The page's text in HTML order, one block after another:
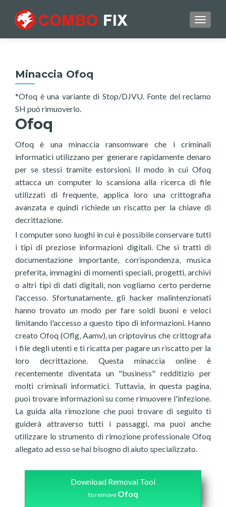
Minaccia Ofoq
*Ofoq è una variante di Stop/DJVU. Fonte del reclamo
SH può rimuoverlo.
Ofoq
Ofoq è una minaccia ransomware che i criminali
informatici utilizzano per generare rapidamente denaro
per se stessi tramite estorsioni. Il modo in cui Ofoq
attacca un computer lo scansiona alla ricerca di file
utilizzati di frequente, applica loro una crittografia
avanzata e quindi richiede un riscatto per la chiave di
decrittazione.
I computer sono luoghi in cui è possibile conservare tutti
i tipi di preziose informazioni digitali. Che si tratti di
documentazione importante, corrispondenza, musica
preferita, immagini di momenti speciali, progetti, archivi
o altri tipi di dati digitali, non vogliamo certo perderne
l'accesso. Sfortunatamente, gli hacker malintenzionati
hanno trovato un modo per fare soldi buoni e veloci
limitando l'accesso a questo tipo di informazioni. Hanno
creato Ofoq (Oflg, Aamv), un criptovirus che crittografa
i file degli utenti e ti ricatta per pagare un riscatto per la
loro decrittazione. Questa minaccia online è
recentemente diventata un "business" redditizio per
molti criminali informatici. Tuttavia, in questa pagina,
puoi trovare informazioni su come rimuovere l'infezione.
La guida alla rimozione che puoi trovare di seguito ti
guiderà attraverso tutti i passaggi, ma puoi anche
utilizzare lo strumento di rimozione professionale Ofoq
allegato ad esso se hai bisogno di aiuto specializzato.
Download Removal Tool
to remove Ofoq